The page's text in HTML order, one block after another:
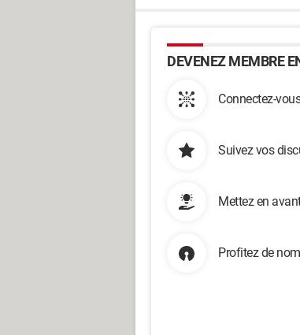
DEVENEZ MEMBRE
Connectez-
Suivez vos
Mettez en
Profitez de